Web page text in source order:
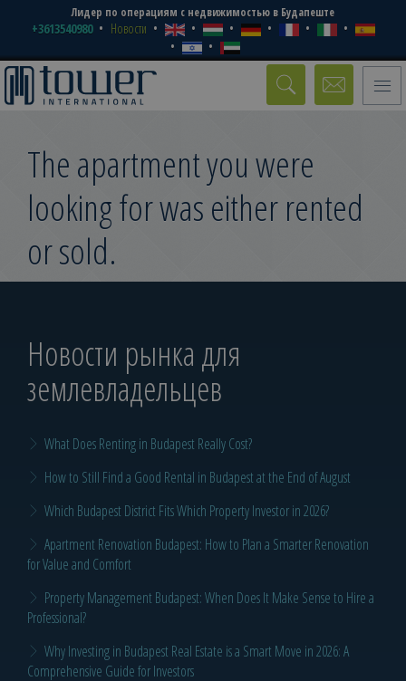
Лидер по операциям с недвижимостью в Будапеште
+3613540980 Новости
Toggle
The apartment you were
looking for was either rented
or sold.
Новости рынка для
землевладельцев
What Does Renting in Budapest Really Cost?
How to Still Find a Good Rental in Budapest at the End of August
Which Budapest District Fits Which Property Investor in 2026?
Apartment Renovation Budapest: How to Plan a Smarter Renovation
for Value and Comfort
Property Management Budapest: When Does It Make Sense to Hire a
Professional?
Why Investing in Budapest Real Estate is a Smart Move in 2026: A
Comprehensive Guide for Investors